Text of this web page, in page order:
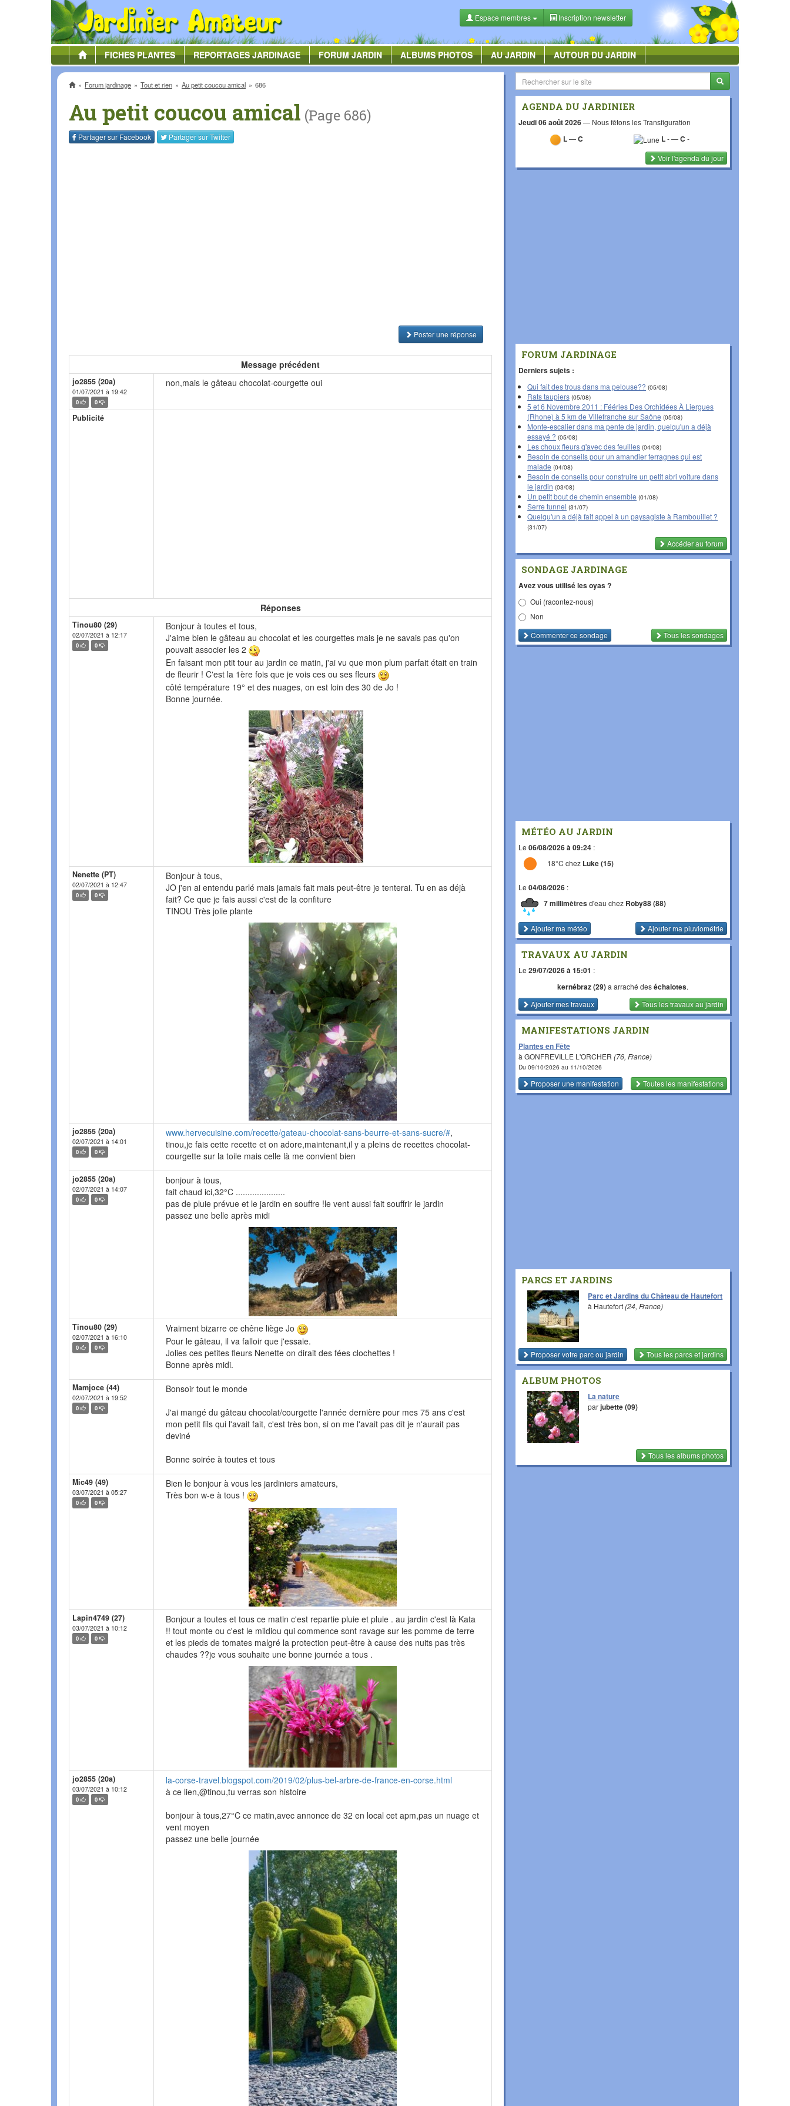
Espace membres Inscription newsletter
FICHESPLANTES REPORTAGESJARDINAGE FORUMJARDIN ALBUMSPHOTOS AU JARDIN AUTOUR DU JARDIN
AccueilForum jardinage Tout et rien Au petit coucou amical 686
Au petit coucou amical (Page 686)
Partager sur Facebook Partager surTwitter
Poster une réponse
Message précédent
jo2855 (20a)
01/07/2021 à 19:42
0 0
non,mais le gâteau chocolat-courgette oui
Publicité
Réponses
Tinou80 (29)
02/07/2021 à 12:17
0 0
Bonjour à toutes et tous,
J'aime bien le gâteau au chocolat et les courgettes mais je ne savais pas qu'on
pouvait associer les 2
En faisant mon ptit tour au jardin ce matin, j'ai vu que mon plum parfait était en train
de fleurir ! C'est la 1ère fois que je vois ces ou ses fleurs
côté température 19° et des nuages, on est loin des 30 de Jo !
Bonne journée.
Nenette (PT)
02/07/2021 à 12:47
0 0
Bonjour à tous,
JO j'en ai entendu parlé mais jamais fait mais peut-être je tenterai. Tu en as déjà
fait? Ce que je fais aussi c'est de la confiture
TINOU Très jolie plante
jo2855 (20a)
02/07/2021 à 14:01
0 0
www.hervecuisine.com/recette/gateau-chocolat-sans-beurre-et-sans-sucre/#,
tinou,je fais cette recette et on adore,maintenant,il y a pleins de recettes chocolat-
courgette sur la toile mais celle là me convient bien
jo2855 (20a)
02/07/2021 à 14:07
0 0
bonjour à tous,
fait chaud ici,32°C .....................
pas de pluie prévue et le jardin en souffre !le vent aussi fait souffrir le jardin
passez une belle après midi
Tinou80 (29)
02/07/2021 à 16:10
0 0
Vraiment bizarre ce chêne liège Jo
Pour le gâteau, il va falloir que j'essaie.
Jolies ces petites fleurs Nenette on dirait des fées clochettes !
Bonne après midi.
Mamjoce (44)
02/07/2021 à 19:52
0 0
Bonsoir tout le monde
J'ai mangé du gâteau chocolat/courgette l'année dernière pour mes 75 ans c'est
mon petit fils qui l'avait fait, c'est très bon, si on me l'avait pas dit je n'aurait pas
deviné
Bonne soirée à toutes et tous
Mic49 (49)
03/07/2021 à 05:27
0 0
Bien le bonjour à vous les jardiniers amateurs,
Très bon w-e à tous !
Lapin4749 (27)
03/07/2021 à 10:12
0 0
Bonjour a toutes et tous ce matin c'est repartie pluie et pluie . au jardin c'est là Kata
!! tout monte ou c'est le mildiou qui commence sont ravage sur les pomme de terre
et les pieds de tomates malgré la protection peut-être à cause des nuits pas très
chaudes ??je vous souhaite une bonne journée a tous .
jo2855 (20a)
03/07/2021 à 10:12
0 0
la-corse-travel.blogspot.com/2019/02/plus-bel-arbre-de-france-en-corse.html
à ce lien,@tinou,tu verras son histoire
bonjour à tous,27°C ce matin,avec annonce de 32 en local cet apm,pas un nuage et
vent moyen
passez une belle journée
AGENDA DU JARDINIER
Jeudi 06 août 2026— Nous fêtons les Transfiguration
L—C L-—C-
Voir l'agenda du jour
FORUM JARDINAGE
Derniers sujets :
Qui fait des trous dans ma pelouse?? (05/08)
Rats taupiers (05/08)
5 et 6 Novembre 2011 : Fééries Des Orchidées À Liergues
(Rhone) à 5 km de Villefranche sur Saône (05/08)
Monte-escalier dans ma pente de jardin, quelqu'un a déjà
essayé ? (05/08)
Les choux fleurs q'avec des feuilles (04/08)
Besoin de conseils pour un amandier ferragnes qui est
malade (04/08)
Besoin de conseils pour construire un petit abri voiture dans
le jardin (03/08)
Un petit bout de chemin ensemble (01/08)
Serre tunnel (31/07)
Quelqu'un a déjà fait appel à un paysagiste à Rambouillet ?
(31/07)
Accéder au forum
SONDAGE JARDINAGE
Avez vous utilisé les oyas ?
Oui (racontez-nous)
Non
Commenterce sondage Tous les sondages
MÉTÉO AU JARDIN
Le 06/08/2026 à 09:24 :
18°C chez Luke (15)
Le 04/08/2026 :
7 millimètresd'eau chez Roby88 (88)
Ajouter ma météo Ajouter ma pluviométrie
TRAVAUX AU JARDIN
Le 29/07/2026 à 15:01 :
kernébraz (29)a arraché deséchalotes.
Ajouter mes travaux
Tous les travauxau jardin
MANIFESTATIONS JARDIN
Plantes en Fête
à GONFREVILLE L'ORCHER (76, France)
Du 09/10/2026 au 11/10/2026
Proposer une manifestation Toutes les manifestations
PARCS ET JARDINS
Parc et Jardins du Château de Hautefort
à Hautefort(24, France)
Proposer votre parc ou jardin Tous les parcs et jardins
ALBUM PHOTOS
La nature
parjubette (09)
Tous les albums photos